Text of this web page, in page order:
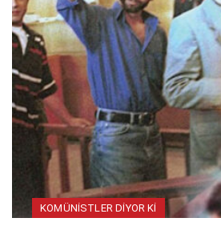
KOMÜNISTLER DIYOR KI